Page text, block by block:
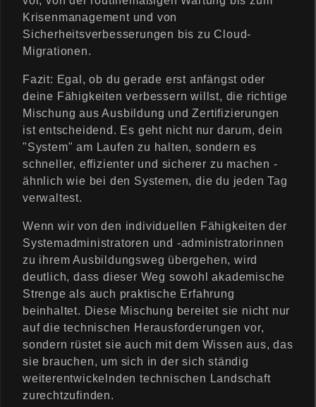
Krisenmanagement und von
Sicherheitsverbesserungen bis zu Cloud-
Migrationen.
Fazit: Egal, ob du gerade erst anfängst oder
deine Fähigkeiten verbessern willst, die richtige
Mischung aus Ausbildung und Zertifizierungen
ist entscheidend. Es geht nicht nur darum, dein
"System" am Laufen zu halten, sondern es
schneller, effizienter und sicherer zu machen -
ähnlich wie bei den Systemen, die du jeden Tag
verwaltest.
Wenn wir von den individuellen Fähigkeiten der
Systemadministratoren und -administratorinnen
zu ihrem Ausbildungsweg übergehen, wird
deutlich, dass dieser Weg sowohl akademische
Strenge als auch praktische Erfahrung
beinhaltet. Diese Mischung bereitet sie nicht nur
auf die technischen Herausforderungen vor,
sondern rüstet sie auch mit dem Wissen aus, das
sie brauchen, um sich in der sich ständig
weiterentwickelnden technischen Landschaft
zurechtzufinden.